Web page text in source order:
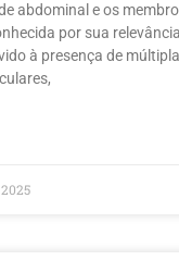
abdominal e os
por sua
à presença de